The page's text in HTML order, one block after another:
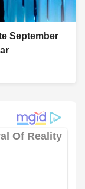
September